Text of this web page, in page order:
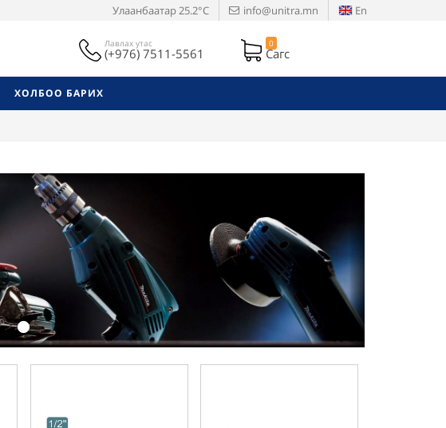
Улаанбаатар25.2°C info@unitra.mn En
Лавлах утас
(+976) 7511-5561
0
Сагс
ХОЛБОО БАРИХ